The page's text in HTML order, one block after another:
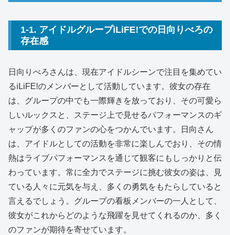
1-1. アイドルグループiLiFE!での日向りべろの
存在感
日向りべろさんは、現在アイドルシーンで注目を集めてい
るiLiFE!のメンバーとして活動しています。彼女の存在
は、グループの中でも一際輝きを放っており、その可愛ら
しいルックスと、ステージ上で見せるパフォーマンスのギ
ャップが多くのファンの心をつかんでいます。日向さん
は、アイドルとしての活動を非常に楽しんでおり、その情
熱はライブパフォーマンスを通じて観客にもしっかりと伝
わっています。常に全力でステージに挑む彼女の姿は、見
ている人々に元気を与え、多くの勇気をもたらしていると
言えるでしょう。グループの看板メンバーの一人として、
彼女がこれからどのような飛躍を見せてくれるのか、多く
のファンが期待を寄せています。